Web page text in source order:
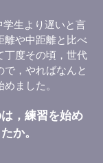
生より遅いと言
離や中距離と比べ
丁度その頃，世代
，やればなんと
ました。
，練習を始め
か。